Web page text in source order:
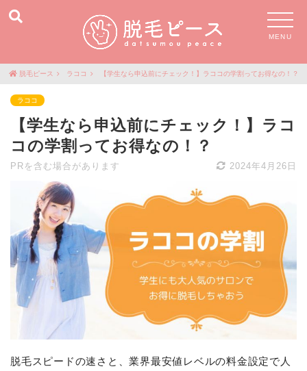
MENU
脱毛ピース ラココ 【学生なら申込前にチェック！】ラココの学割ってお得なの！？
ラココ
【学生なら申込前にチェック！】ラコ
コの学割ってお得なの！？
PRを含む場合があります 2024年4月26日
脱毛スピードの速さと、業界最安値レベルの料金設定で人